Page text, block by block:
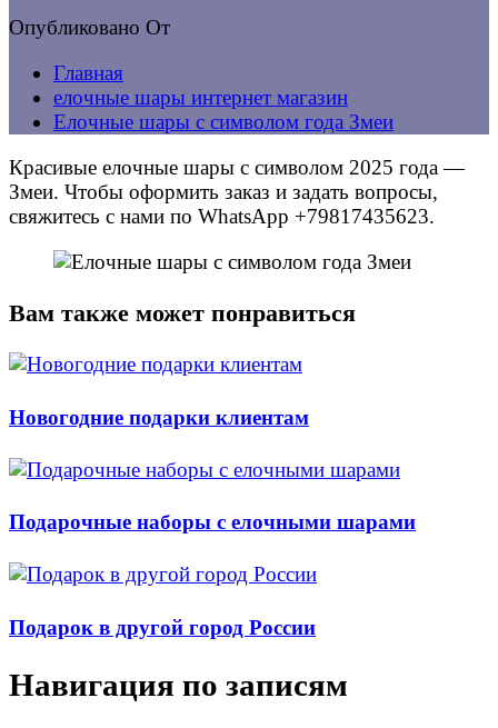
Опубликовано От
Главная
елочные шары интернет магазин
Елочные шары с символом года Змеи
Красивые елочные шары с символом 2025 года —
Змеи. Чтобы оформить заказ и задать вопросы,
свяжитесь с нами по WhatsApp +79817435623.
Вам также может понравиться
Новогодние подарки клиентам
Подарочные наборы с елочными шарами
Подарок в другой город России
Навигация по записям